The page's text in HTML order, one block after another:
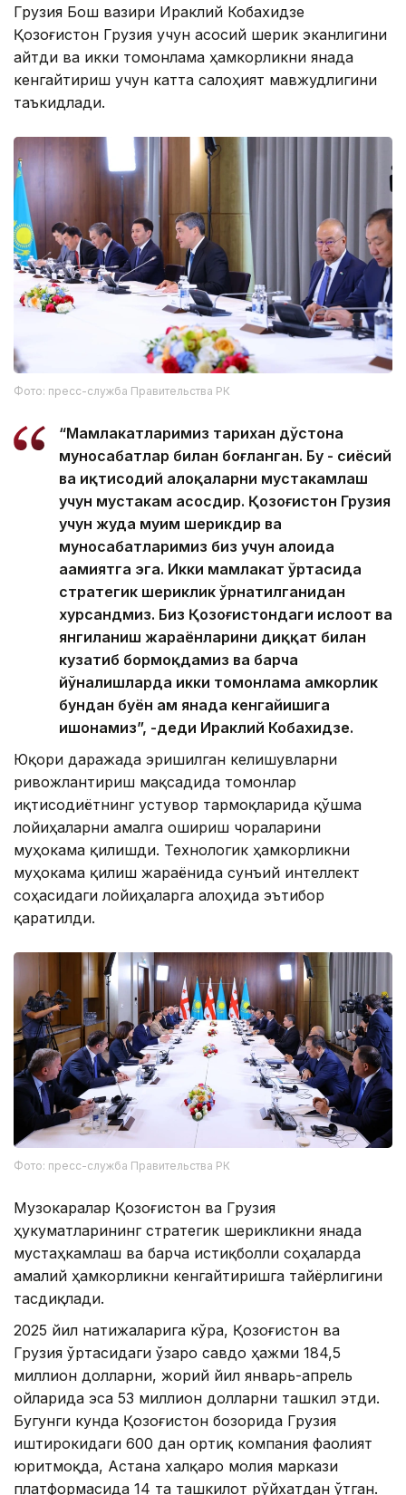
Грузия Бош вазири Ираклий Кобахидзе
Қозоғистон Грузия учун асосий шерик эканлигини
айтди ва икки томонлама ҳамкорликни янада
кенгайтириш учун катта салоҳият мавжудлигини
таъкидлади.
Фото: пресс-служба Правительства РК
“Мамлакатларимиз тарихан дўстона
муносабатлар билан боғланган. Бу - сиёсий
ва иқтисодий алоқаларни мустаҳкамлаш
учун мустаҳкам асосдир. Қозоғистон Грузия
учун жуда муҳим шерикдир ва
муносабатларимиз биз учун алоҳида
аҳамиятга эга. Икки мамлакат ўртасида
стратегик шериклик ўрнатилганидан
хурсандмиз. Биз Қозоғистондаги ислоҳот ва
янгиланиш жараёнларини диққат билан
кузатиб бормоқдамиз ва барча
йўналишларда икки томонлама ҳамкорлик
бундан буён ҳам янада кенгайишига
ишонамиз”, -деди Ираклий Кобахидзе.
Юқори даражада эришилган келишувларни
ривожлантириш мақсадида томонлар
иқтисодиётнинг устувор тармоқларида қўшма
лойиҳаларни амалга ошириш чораларини
муҳокама қилишди. Технологик ҳамкорликни
муҳокама қилиш жараёнида сунъий интеллект
соҳасидаги лойиҳаларга алоҳида эътибор
қаратилди.
Фото: пресс-служба Правительства РК
Музокаралар Қозоғистон ва Грузия
ҳукуматларининг стратегик шерикликни янада
мустаҳкамлаш ва барча истиқболли соҳаларда
амалий ҳамкорликни кенгайтиришга тайёрлигини
тасдиқлади.
2025 йил натижаларига кўра, Қозоғистон ва
Грузия ўртасидаги ўзаро савдо ҳажми 184,5
миллион долларни, жорий йил январь-апрель
ойларида эса 53 миллион долларни ташкил этди.
Бугунги кунда Қозоғистон бозорида Грузия
иштирокидаги 600 дан ортиқ компания фаолият
юритмоқда, Астана халқаро молия маркази
платформасида 14 та ташкилот рўйхатдан ўтган.